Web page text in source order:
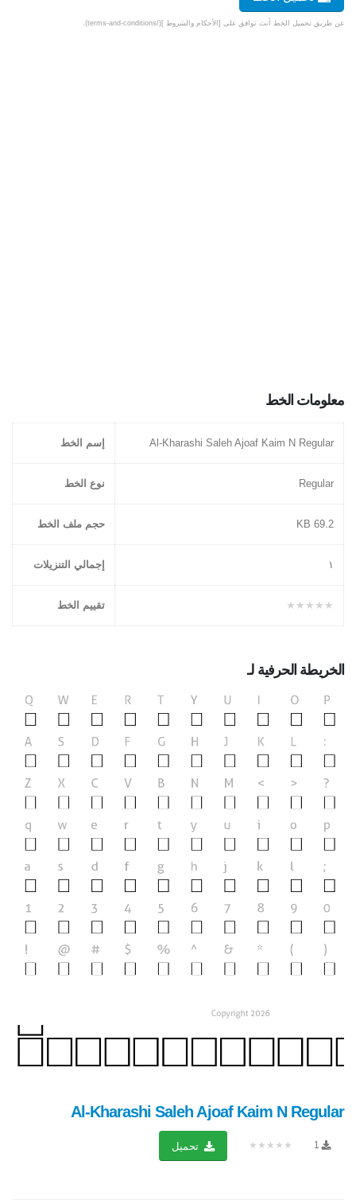
عن طريق تحميل الخط أنت توافق على [الأحكام والشروط ](/terms-and-conditions).
معلومات الخط
Al-Kharashi Saleh Ajoaf Kaim N Regular إسم الخط
Regular نوع الخط
69.2 KB حجم ملف الخط
١ إجمالي التنزيلات
★★★★★ تقييم الخط
الخريطة الحرفية لـ
Al-Kharashi Saleh Ajoaf Kaim N Regular
1
★★★★★ تحميل